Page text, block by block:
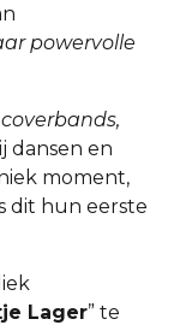
powervolle
dansen en
moment,
dit hun eerste
Lager” te